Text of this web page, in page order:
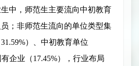
中，师范生主要流向中初教育
；非师范生流向的单位类型集
31.59%）、中初教育单位
企业（17.45%），行业布局